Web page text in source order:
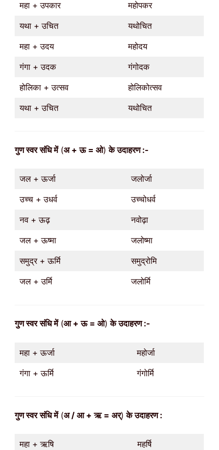
महा + उपकार महोपकर
यथा + उचित यथोचित
महा + उदय महोदय
गंगा + उदक गंगोदक
होलिका + उत्सव होलिकोत्सव
यथा + उचित यथोचित
गुणस्वर संधि में(अ + ऊ = ओ)के उदाहरण :-
जल + ऊर्जा जलोर्जा
उच्च + उधर्व उच्चोधर्व
नव + ऊढ़ नवोढ़ा
जल + ऊष्मा जलोष्मा
समुद्र + ऊर्मि समुद्रोमि
जल + उर्मि जलोर्मि
गुणस्वर संधि में(आ + ऊ = ओ)के उदाहरण :-
महा + ऊर्जा महोर्जा
गंगा + ऊर्मि गंगोर्मि
गुणस्वर संधि में(अ / आ + ऋ = अर्)के उदाहरण :
महा + ऋषि महर्षि